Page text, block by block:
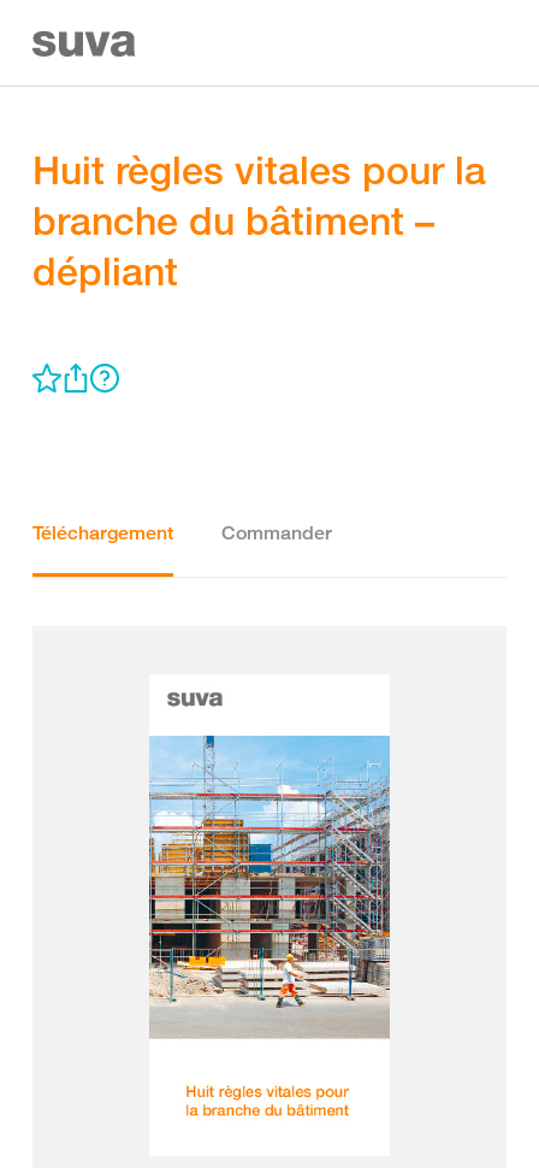
Huit règles vitales pour la
branche du bâtiment –
dépliant
Téléchargement Commander